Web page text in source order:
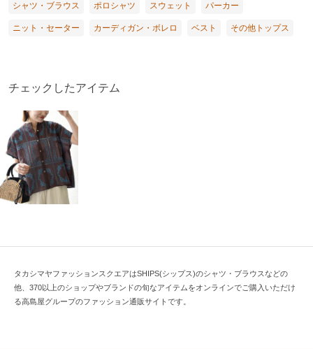
シャツ・ブラウス ポロシャツ スウェット パーカー
ニット・セーター カーディガン・ボレロ ベスト その他トップス
チェックしたアイテム
タカシマヤファッションスクエアはSHIPS(シップス)のシャツ・ブラウスなどの
他、370以上のショップやブランドの旬なアイテムをオンラインでご購入いただけ
る高島屋グループのファッション通販サイトです。